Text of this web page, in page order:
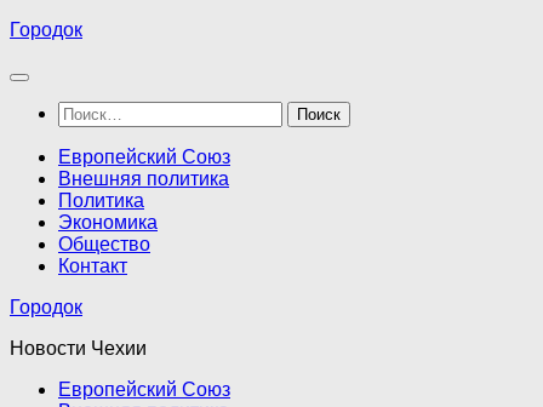
Перейти
содержимому
Городок
Найти:
Европейский Союз
Внешняя политика
Политика
Экономика
Общество
Контакт
Городок
Новости Чехии
Европейский Союз